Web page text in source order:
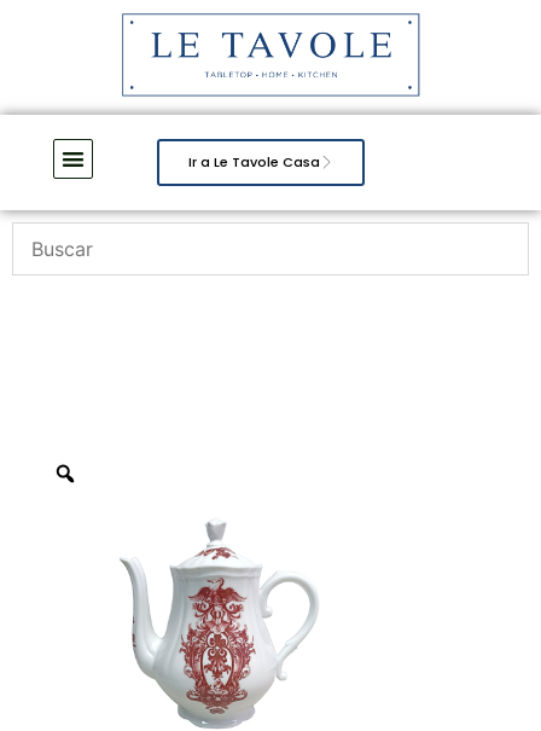
Ir a Le Tavole Casa